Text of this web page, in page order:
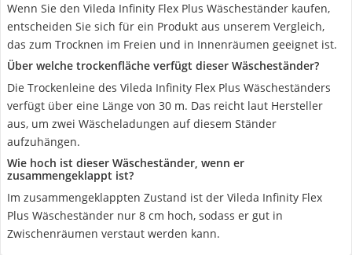
Wenn Sie den Vileda Infinity Flex Plus Wäscheständer kaufen,
entscheiden Sie sich für ein Produkt aus unserem Vergleich,
das zum Trocknen im Freien und in Innenräumen geeignet ist.
Über welche trockenfläche verfügt dieser Wäscheständer?
Die Trockenleine des Vileda Infinity Flex Plus Wäscheständers
verfügt über eine Länge von 30 m. Das reicht laut Hersteller
aus, um zwei Wäscheladungen auf diesem Ständer
aufzuhängen.
Wie hoch ist dieser Wäscheständer, wenn er
zusammengeklappt ist?
Im zusammengeklappten Zustand ist der Vileda Infinity Flex
Plus Wäscheständer nur 8 cm hoch, sodass er gut in
Zwischenräumen verstaut werden kann.